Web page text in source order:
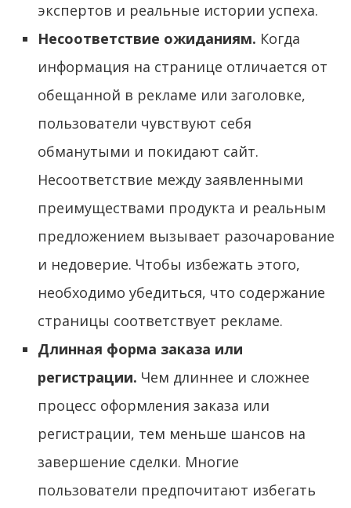
экспертов и реальные истории успеха.
Несоответствие ожиданиям. Когда
информация на странице отличается от
обещанной в рекламе или заголовке,
пользователи чувствуют себя
обманутыми и покидают сайт.
Несоответствие между заявленными
преимуществами продукта и реальным
предложением вызывает разочарование
и недоверие. Чтобы избежать этого,
необходимо убедиться, что содержание
страницы соответствует рекламе.
Длинная форма заказа или
регистрации. Чем длиннее и сложнее
процесс оформления заказа или
регистрации, тем меньше шансов на
завершение сделки. Многие
пользователи предпочитают избегать